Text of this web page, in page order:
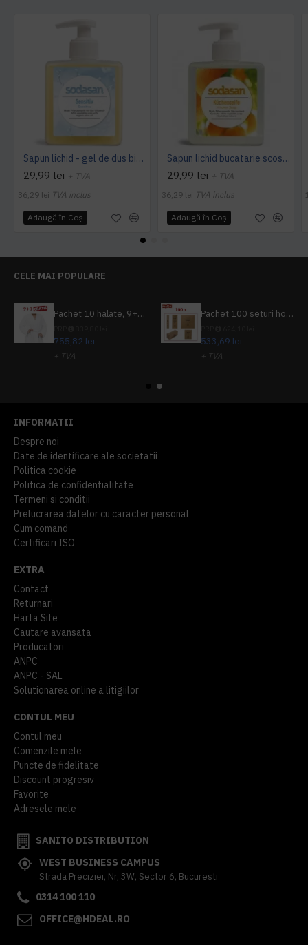
Sapun lichid - gel de dus bio sensitiv 300ml Sodasan
29,99 lei + TVA
36,29 lei TVA inclus
Adaugă în Coş
Sapun lichid bucatarie scos mirosuri degresat maini 300ml SODASAN
29,99 lei + TVA
36,29 lei TVA inclus
Adaugă în Coş
CELE MAI POPULARE
Pachet 10 halate, 9+1 gratuit
755,82 lei
+ TVA
Pachet 100 seturi hoteliere, set dentar, set barbierit, casca de dus, pila unghii, set cusut
533,69 lei
+ TVA
INFORMATII
Despre noi
Date de identificare ale societatii
Politica cookie
Politica de confidentialitate
Termeni si conditii
Prelucrarea datelor cu caracter personal
Cum comand
Certificari ISO
EXTRA
Contact
Returnari
Harta Site
Cautare avansata
Producatori
ANPC
ANPC - SAL
Solutionarea online a litigiilor
CONTUL MEU
Contul meu
Comenzile mele
Puncte de fidelitate
Discount progresiv
Favorite
Adresele mele
SANITO DISTRIBUTION
WEST BUSINESS CAMPUS
Strada Preciziei, Nr, 3W, Sector 6, Bucuresti
0314 100 110
OFFICE@HDEAL.RO